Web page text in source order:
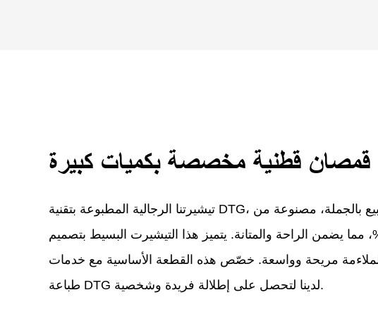
قمصان قطنية مخصصة بكميات كبيرة
تيشيرتنا الرجالية المطبوعة بتقنية DTG، والمخصصة للبيع بالجملة، مصنوعة من
100%، مما يضمن الراحة والمتانة. يتميز هذا التيشيرت البسيط بتصميم
مريحة وواسعة. خصّص هذه القطعة الأساسية مع خدمات
طباعة DTG لدينا لتحصل على إطلالة فريدة وشخصية.